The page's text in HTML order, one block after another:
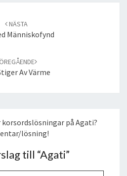
NÄSTA
Människofynd
Av Värme
på Agati?
lösning!
till “Agati”